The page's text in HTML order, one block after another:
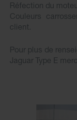
Réfection du
Couleurs
client.
Pour plus de
Jaguar Type E